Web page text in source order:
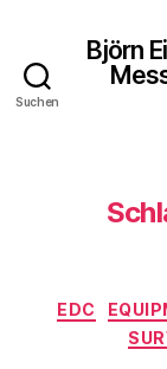
Suchen
Björn
EDC